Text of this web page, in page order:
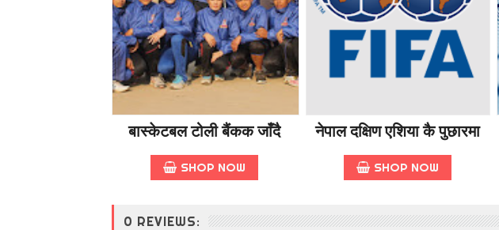
बास्केटबल टोली बैंकक जाँदै
SHOP NOW
नेपाल दक्षिण एशिया कै पुछारमा
SHOP NOW
0 REVIEWS: